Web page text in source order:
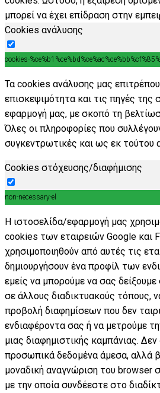
μπορεί να έχει επίδραση στην
Cookies ανάλυσης
cookies-
Τα cookies ανάλυσης μας
επισκεψιμότητα και τις πηγές της
εφαρμογή μας, με σκοπό τη
Όλες οι πληροφορίες που
συγκεντρωτικές και ως εκ τούτου
Cookies στόχευσης/διαφήμισης
non-necessary-el
Η ιστοσελίδα/εφαρμογή μας
cookies των εταιρειών Google και
χρησιμοποιηθούν από αυτές τις
δημιουργήσουν ένα προφίλ των
εμείς να μπορούμε να σας δείξουμε
σε άλλους διαδικτυακούς τόπους,
προβολή διαφημίσεων που δεν
ενδιαφέροντα σας ή να μετρούμε
μιας διαφημιστικής καμπάνιας.
προσωπικά δεδομένα άμεσα, αλλά
μοναδική αναγνώριση του browser
με την οποία συνδέεστε στο